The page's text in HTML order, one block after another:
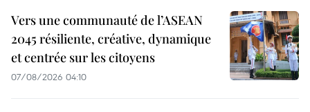
Vers une communauté de l’ASEAN
2045 résiliente, créative, dynamique
et centrée sur les citoyens
07/08/2026 04:10